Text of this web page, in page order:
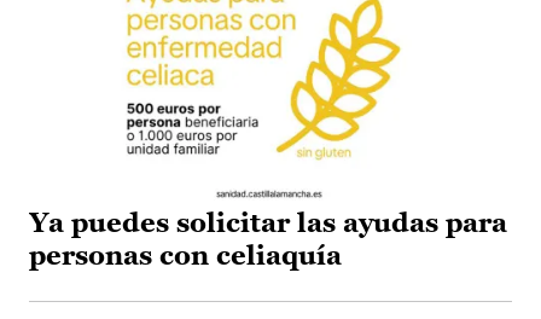
Ya puedes solicitar las ayudas para
personas con celiaquía